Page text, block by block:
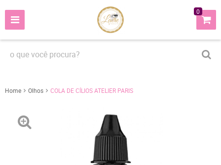
0
Home Olhos COLA DE CÍLIOS ATELIER PARIS